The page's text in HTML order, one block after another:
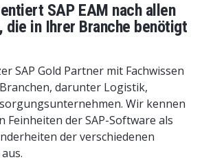
SAP EAM nach allen
die in Ihrer Branche benötigt
SAP Gold Partner mit Fachwissen
darunter Logistik,
Wir kennen
Feinheiten der SAP-Software als
der verschiedenen